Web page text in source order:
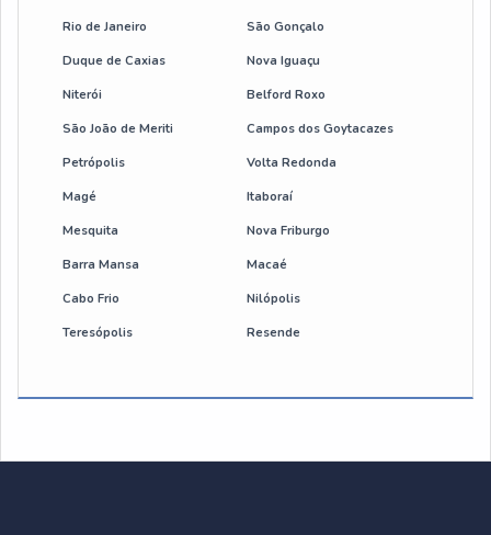
Talha elétrica de corrente 500 kg
botoeira de comando para talha eletrica
cabo de aço flexível
manutenção preventiva em talhas e pontes rolantes
talha eletrica guincho
Rio de Janeiro São Gonçalo
Duque de Caxias Nova Iguaçu
Niterói Belford Roxo
São João de Meriti Campos dos Goytacazes
Petrópolis Volta Redonda
Magé Itaboraí
Mesquita Nova Friburgo
Barra Mansa Macaé
Cabo Frio Nilópolis
Teresópolis Resende